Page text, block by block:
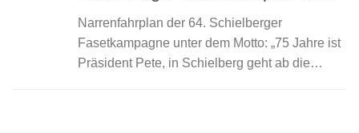
Narrenfahrplan der 64. Schielberger
Fasetkampagne unter dem Motto: „75 Jahre ist
Präsident Pete, in Schielberg geht ab die